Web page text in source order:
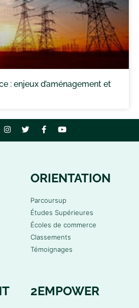
: enjeux d’aménagement et
ORIENTATION
Parcoursup
Études Supérieures
Écoles de commerce
Classements
Témoignages
2EMPOWER